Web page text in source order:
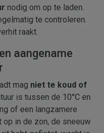
nodig om op te laden.
te controleren.
raakt.
aangename
mag niet te koud of
is tussen de 10°C en
of een langzamere
in de zon, de sneeuw